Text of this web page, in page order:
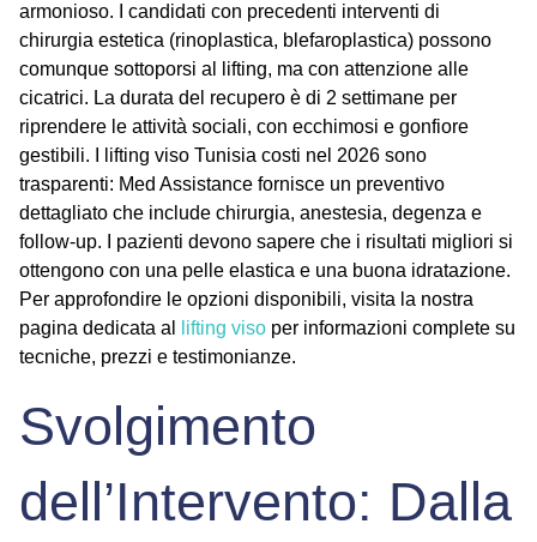
armonioso. I candidati con precedenti interventi di
chirurgia estetica (rinoplastica, blefaroplastica) possono
comunque sottoporsi al lifting, ma con attenzione alle
cicatrici. La durata del recupero è di 2 settimane per
riprendere le attività sociali, con ecchimosi e gonfiore
gestibili. I
lifting viso Tunisia costi nel 2026 sono
trasparenti: Med Assistance fornisce un preventivo
dettagliato che include chirurgia, anestesia, degenza e
follow-up. I pazienti devono sapere che i risultati migliori si
ottengono con una pelle elastica e una buona idratazione.
Per approfondire le opzioni disponibili, visita la nostra
pagina dedicata al
lifting viso per informazioni complete su
tecniche, prezzi e testimonianze.
Svolgimento
dell’Intervento: Dalla